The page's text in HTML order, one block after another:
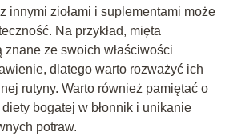
innymi ziołami i suplementami może
Na przykład, mięta
znane ze swoich właściwości
dlatego warto rozważyć ich
rutyny. Warto również pamiętać o
bogatej w błonnik i unikanie
potraw.